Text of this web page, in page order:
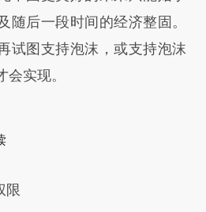
随后一段时间的经济整固。
试图支持泡沫，或支持泡沫
实现。
限